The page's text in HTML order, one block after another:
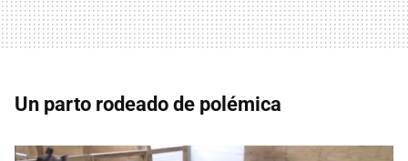
Un parto rodeado de polémica